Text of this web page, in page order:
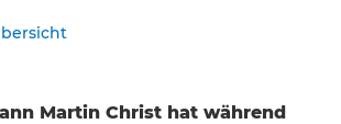
Martin Christ hat während